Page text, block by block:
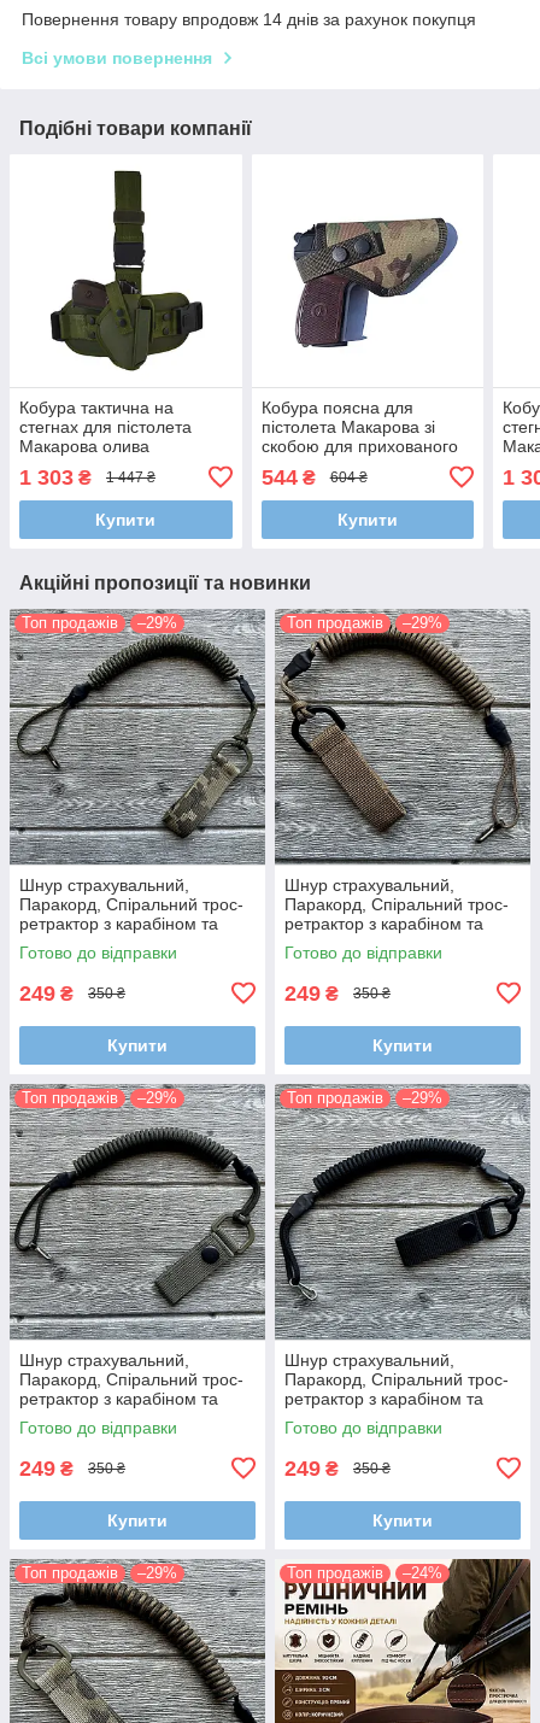
Повернення товару впродовж 14 днів за рахунок покупця
Всі умови повернення
Подібні товари компанії
Кобура тактична на
стегнах для пістолета
Макарова олива
1 303 ₴ 1 447 ₴
Купити
Кобура поясна для
пістолета Макарова зі
скобою для прихованого
544₴ 604 ₴
Купити
1
Акційні пропозиції та новинки
Топ продажів –29%
Шнур страхувальний,
Паракорд, Спіральний трос-
ретрактор з карабіном та
кріпленням на пояс (Довжина
35-100 см)
Готово до відправки
249 ₴ 350 ₴
Купити
Топ продажів –29%
Шнур страхувальний,
Паракорд, Спіральний трос-
ретрактор з карабіном та
кріпленням на пояс (Довжина
35-100 см)
Готово до відправки
249 ₴ 350 ₴
Купити
Топ продажів –29%
Шнур страхувальний,
Паракорд, Спіральний трос-
ретрактор з карабіном та
кріпленням на пояс (Довжина
35-100 см)
Готово до відправки
249 ₴ 350 ₴
Купити
Топ продажів –29%
Шнур страхувальний,
Паракорд, Спіральний трос-
ретрактор з карабіном та
кріпленням на пояс (Довжина
35-100 см)
Готово до відправки
249 ₴ 350 ₴
Купити
Топ продажів –29% Топ продажів –24%